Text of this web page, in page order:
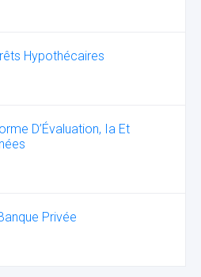
Hypothécaires
D’Évaluation, Ia Et
Privée